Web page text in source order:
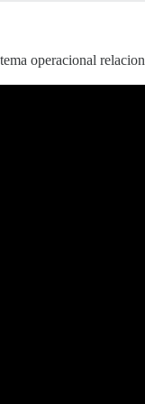
operacional